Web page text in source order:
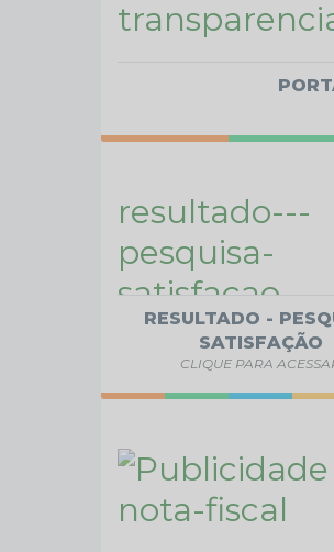
RESULTADO -
SATISFAÇÃO
CLIQUE PARA